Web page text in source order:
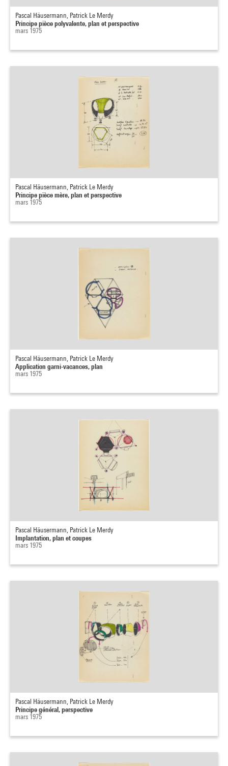
Pascal Häusermann, Patrick Le Merdy
Principe pièce polyvalente, plan et perspective
mars 1975
Pascal Häusermann, Patrick Le Merdy
Principe pièce mère, plan et perspective
mars 1975
Pascal Häusermann, Patrick Le Merdy
Application garni-vacances, plan
mars 1975
Pascal Häusermann, Patrick Le Merdy
Implantation, plan et coupes
mars 1975
Pascal Häusermann, Patrick Le Merdy
Principe général, perspective
mars 1975